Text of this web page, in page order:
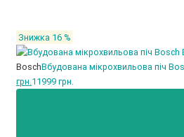
Знижка 16 %
BoschВбудована мікрохвильова піч
грн.11999 грн.